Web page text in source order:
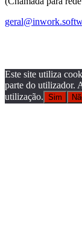
Este site utiliza
parte do utilizador.
utilização. Sim